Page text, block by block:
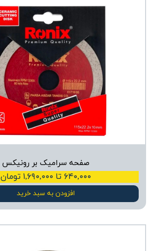
صفحه سرامیک بر رونیکس
۶۴۰,۰۰۰ تا ۱,۶۹۰,۰۰۰ تومان
افزودن به سبد خرید